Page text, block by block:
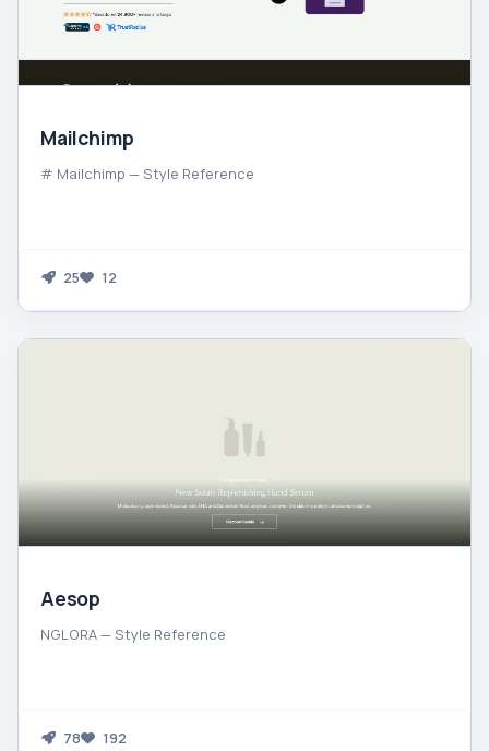
Mailchimp
# Mailchimp — Style Reference
25 12
Aesop
NGLORA — Style Reference
78 192